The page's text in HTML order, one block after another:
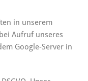
in unserem
Aufruf unseres
Google-Server in